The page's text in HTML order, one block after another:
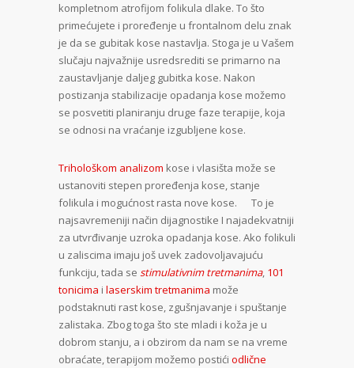
kompletnom atrofijom folikula dlake. To što
primećujete i proređenje u frontalnom delu znak
je da se gubitak kose nastavlja. Stoga je u Vašem
slučaju najvažnije usredsrediti se primarno na
zaustavljanje daljeg gubitka kose. Nakon
postizanja stabilizacije opadanja kose možemo
se posvetiti planiranju druge faze terapije, koja
se odnosi na vraćanje izgubljene kose.
Trihološkom analizom kose i vlasišta može se
ustanoviti stepen proređenja kose, stanje
folikula i mogućnost rasta nove kose. To je
najsavremeniji način dijagnostike I najadekvatniji
za utvrđivanje uzroka opadanja kose. Ako folikuli
u zaliscima imaju još uvek zadovoljavajuću
funkciju, tada se stimulativnim tretmanima, 101
tonicima i laserskim tretmanima može
podstaknuti rast kose, zgušnjavanje i spuštanje
zalistaka. Zbog toga što ste mladi i koža je u
dobrom stanju, a i obzirom da nam se na vreme
obraćate, terapijom možemo postići odlične